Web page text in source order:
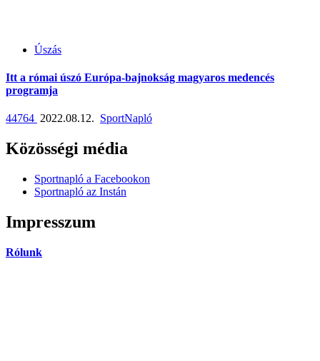
Úszás
Itt a római úszó Európa-bajnokság magyaros medencés
programja
44764 2022.08.12. SportNapló
Közösségi média
Sportnapló a Facebookon
Sportnapló az Instán
Impresszum
Rólunk